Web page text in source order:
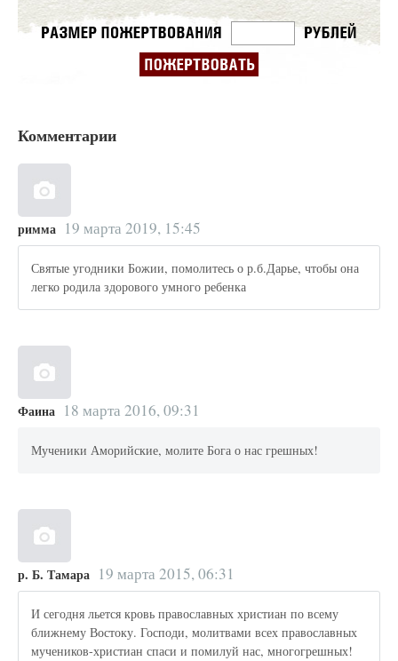
Комментарии
римма 19 марта 2019, 15:45
Святые угодники Божии, помолитесь о р.б.Дарье, чтобы она
легко родила здорового умного ребенка
Фаина 18 марта 2016, 09:31
Мученики Аморийские, молите Бога о нас грешных!
р. Б. Тамара 19 марта 2015, 06:31
И сегодня льется кровь православных христиан по всему
ближнему Востоку. Господи, молитвами всех православных
мучеников-христиан спаси и помилуй нас, многогрешных!